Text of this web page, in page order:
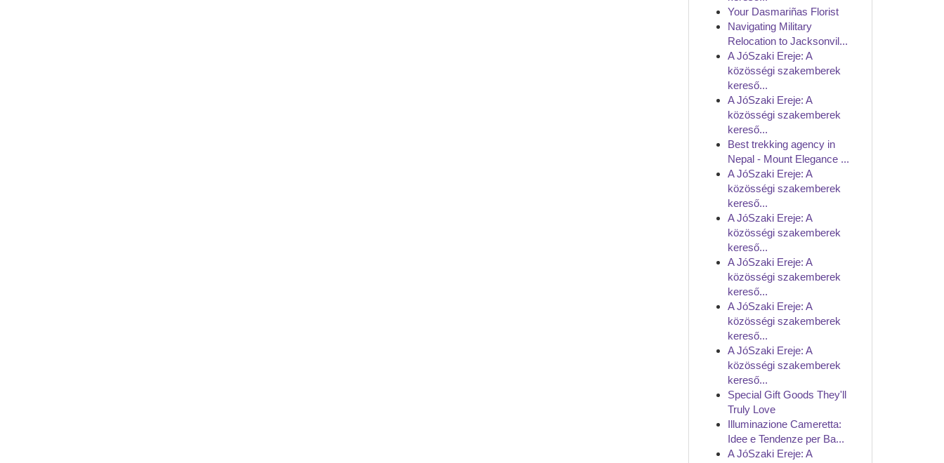
Your Dasmariñas Florist
Navigating Military
Relocation to Jacksonvil...
A JóSzaki Ereje: A
közösségi szakemberek
kereső...
A JóSzaki Ereje: A
közösségi szakemberek
kereső...
Best trekking agency in
Nepal - Mount Elegance ...
A JóSzaki Ereje: A
közösségi szakemberek
kereső...
A JóSzaki Ereje: A
közösségi szakemberek
kereső...
A JóSzaki Ereje: A
közösségi szakemberek
kereső...
A JóSzaki Ereje: A
közösségi szakemberek
kereső...
A JóSzaki Ereje: A
közösségi szakemberek
kereső...
Special Gift Goods They'll
Truly Love
Illuminazione Cameretta:
Idee e Tendenze per Ba...
A JóSzaki Ereje: A